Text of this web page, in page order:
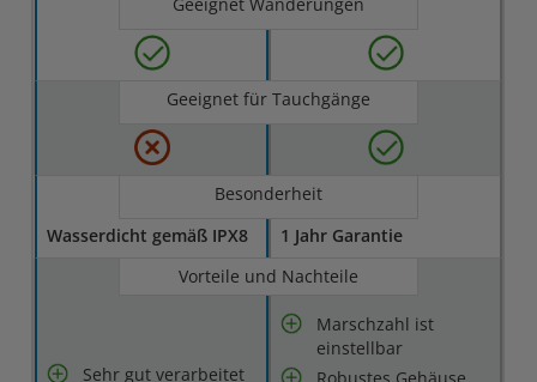
Geeignet für Tauchgänge
Besonderheit
Wasserdicht gemäß IPX8
1 Jahr Garantie
Vorteile und Nachteile
Sehr gut verarbeitet
Marschzahl ist
einstellbar